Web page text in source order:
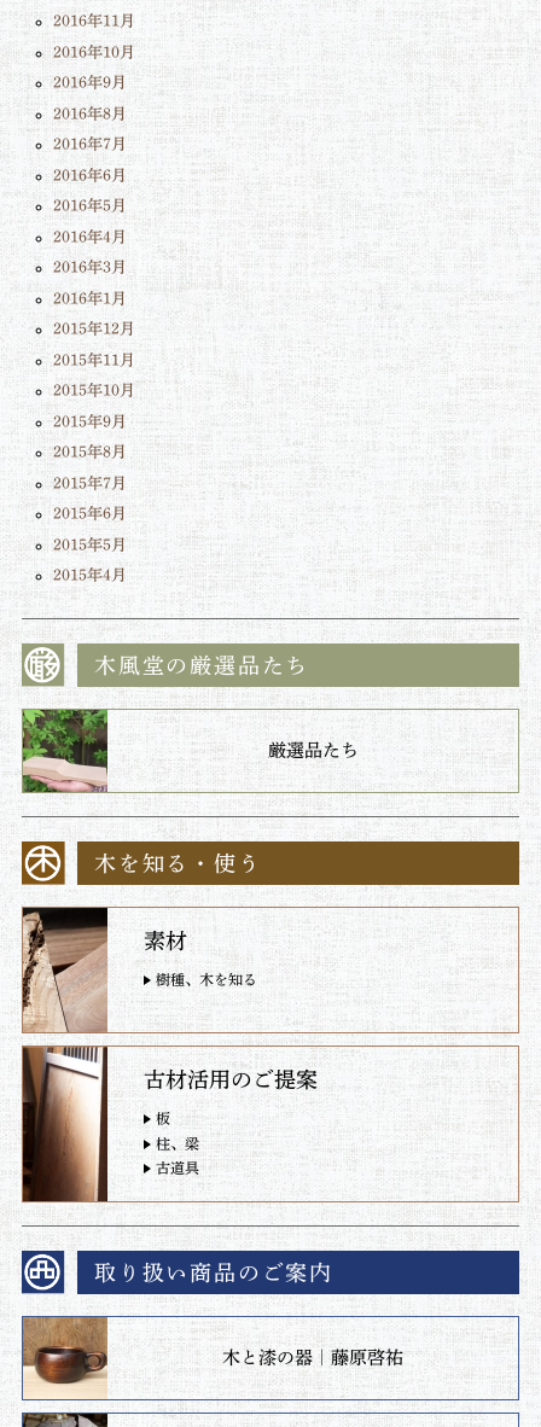
2016年11月
2016年10月
2016年9月
2016年8月
2016年7月
2016年6月
2016年5月
2016年4月
2016年3月
2016年1月
2015年12月
2015年11月
2015年10月
2015年9月
2015年8月
2015年7月
2015年6月
2015年5月
2015年4月
木風堂の厳選品たち
厳選品たち
木を知る・使う
素材
樹種、木を知る
古材活用のご提案
板
柱、梁
古道具
取り扱い商品のご案内
木と漆の器｜藤原啓祐